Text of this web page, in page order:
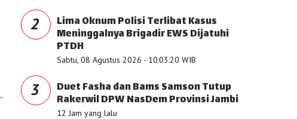
2 Lima Oknum Polisi Terlibat Kasus
Meninggalnya Brigadir EWS Dijatuhi
PTDH
Sabtu, 08 Agustus 2026 - 10:03:20 WIB
3 Duet Fasha dan Bams Samson Tutup
Rakerwil DPW NasDem Provinsi Jambi
12 Jam yang lalu